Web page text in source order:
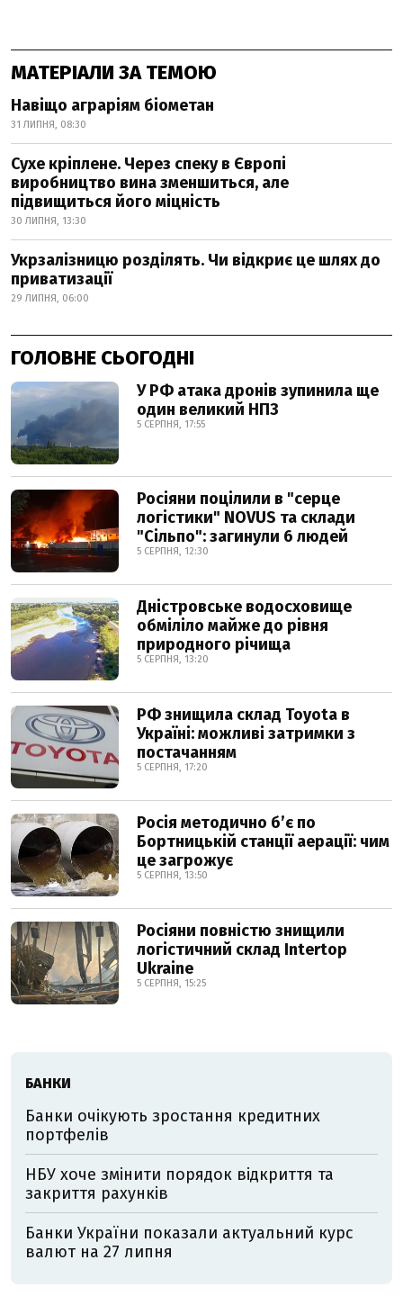
МАТЕРІАЛИ ЗА ТЕМОЮ
Навіщо аграріям біометан
31 ЛИПНЯ, 08:30
Сухе кріплене. Через спеку в Європі
виробництво вина зменшиться, але
підвищиться його міцність
30 ЛИПНЯ, 13:30
Укрзалізницю розділять. Чи відкриє це шлях до
приватизації
29 ЛИПНЯ, 06:00
ГОЛОВНЕ СЬОГОДНІ
У РФ атака дронів зупинила ще
один великий НПЗ
5 СЕРПНЯ, 17:55
Росіяни поцілили в "серце
логістики" NOVUS та склади
"Сільпо": загинули 6 людей
5 СЕРПНЯ, 12:30
Дністровське водосховище
обміліло майже до рівня
природного річища
5 СЕРПНЯ, 13:20
РФ знищила склад Toyota в
Україні: можливі затримки з
постачанням
5 СЕРПНЯ, 17:20
Росія методично б’є по
Бортницькій станції аерації: чим
це загрожує
5 СЕРПНЯ, 13:50
Росіяни повністю знищили
логістичний склад Intertop
Ukraine
5 СЕРПНЯ, 15:25
БАНКИ
Банки очікують зростання кредитних
портфелів
НБУ хоче змінити порядок відкриття та
закриття рахунків
Банки України показали актуальний курс
валют на 27 липня